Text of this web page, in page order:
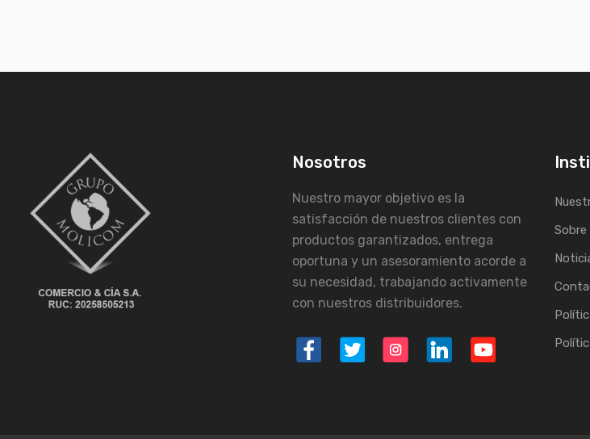
Nosotros
Nuestro mayor objetivo es la
satisfacción de nuestros clientes con
productos garantizados, entrega
oportuna y un asesoramiento acorde a
su necesidad, trabajando activamente
con nuestros distribuidores.